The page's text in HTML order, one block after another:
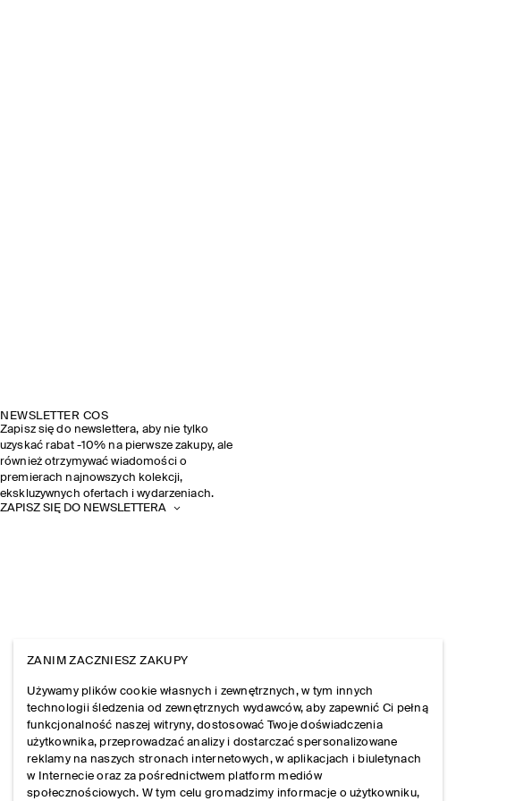
NEWSLETTER COS
Zapisz się do newslettera, aby nie tylko
uzyskać rabat -10% na pierwsze zakupy, ale
również otrzymywać wiadomości o
premierach najnowszych kolekcji,
ekskluzywnych ofertach i wydarzeniach.
ZAPISZ SIĘ DO NEWSLETTERA
ZANIM ZACZNIESZ ZAKUPY
Używamy plików cookie własnych i zewnętrznych, w tym innych
technologii śledzenia od zewnętrznych wydawców, aby zapewnić Ci pełną
funkcjonalność naszej witryny, dostosować Twoje doświadczenia
użytkownika, przeprowadzać analizy i dostarczać spersonalizowane
reklamy na naszych stronach internetowych, w aplikacjach i biuletynach
w Internecie oraz za pośrednictwem platform mediów
społecznościowych. W tym celu gromadzimy informacje o użytkowniku,